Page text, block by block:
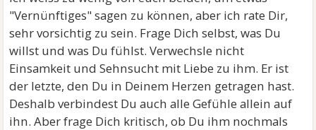
"Vernünftiges" sagen zu können, aber ich rate Dir,
sehr vorsichtig zu sein. Frage Dich selbst, was Du
willst und was Du fühlst. Verwechsle nicht
Einsamkeit und Sehnsucht mit Liebe zu ihm. Er ist
der letzte, den Du in Deinem Herzen getragen hast.
Deshalb verbindest Du auch alle Gefühle allein auf
ihn. Aber frage Dich kritisch, ob Du ihm nochmals